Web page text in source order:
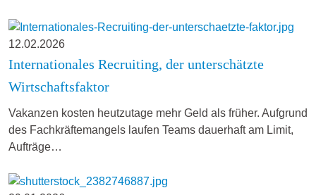
12.02.2026
Internationales Recruiting, der unterschätzte
Wirtschaftsfaktor
Vakanzen kosten heutzutage mehr Geld als früher. Aufgrund
des Fachkräftemangels laufen Teams dauerhaft am Limit,
Aufträge…